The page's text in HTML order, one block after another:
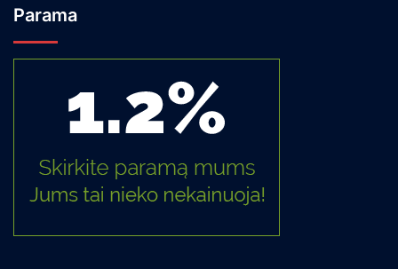
Parama